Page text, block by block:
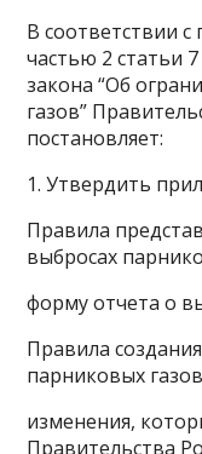
В соответствии с
частью 2 статьи
закона “Об
газов”
постановляет:
1. Утвердить
Правила
выбросах
форму отчета о
Правила
парниковых
изменения,
Правительства